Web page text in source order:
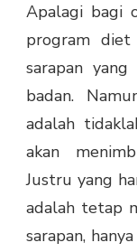
Apalagi bagi
program diet
sarapan
badan.
adalah
akan
Justru yang
adalah tetap
sarapan,